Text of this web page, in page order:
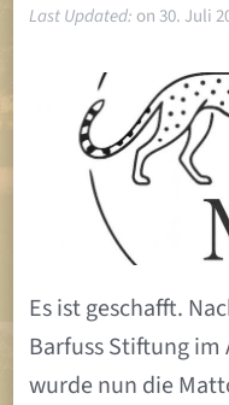
Last Updated:on30. Juli
Es ist geschafft.
Barfuss Stiftung im
wurde nun die